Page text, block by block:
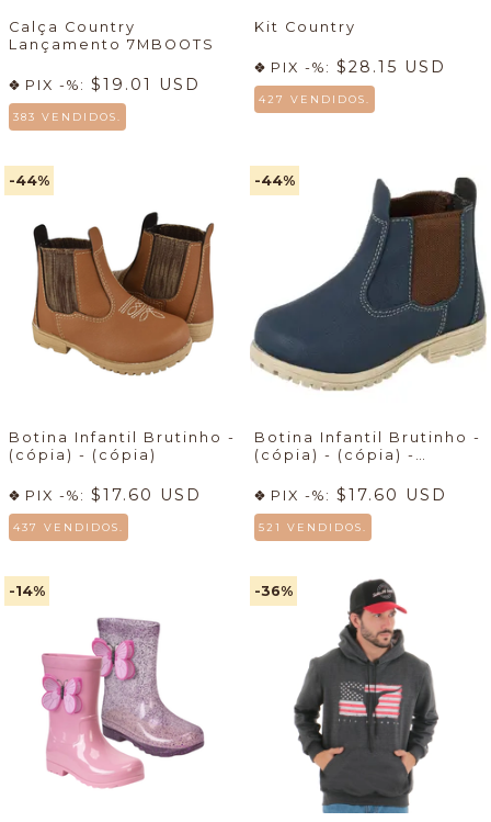
Calça Country
Lançamento 7MBOOTS
PIX -%: $19.01 USD
383 VENDIDOS.
Kit Country
PIX -%: $28.15 USD
427 VENDIDOS.
-44%
Botina Infantil Brutinho -
(cópia) - (cópia)
PIX -%: $17.60 USD
437 VENDIDOS.
-44%
Botina Infantil Brutinho -
(cópia) - (cópia) -
PIX -%: $17.60 USD
521 VENDIDOS.
-14% -36%